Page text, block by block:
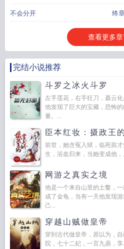
不会分开 终
查看更多章
完结小说推荐
斗罗之冰火斗罗
左手莲花，右手狂刀，聂云
他发现了巨大的宝藏，恐怖
量。...
臣本红妆：摄政王
前世，她含冤入狱，临死前
生，浴血归来，当她变成他
网游之真实之境
他是一个来自山里的土鳖，
成了金龟，当有一天他发现
己...
穿越山贼做皇帝
穿到古代做皇帝，原以为，
院，七十二妃，一言九鼎，